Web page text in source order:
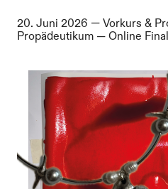
Lernen &
Über uns
Über uns
20. Juni 2026 — Vorkurs &
Propädeutikum — Online